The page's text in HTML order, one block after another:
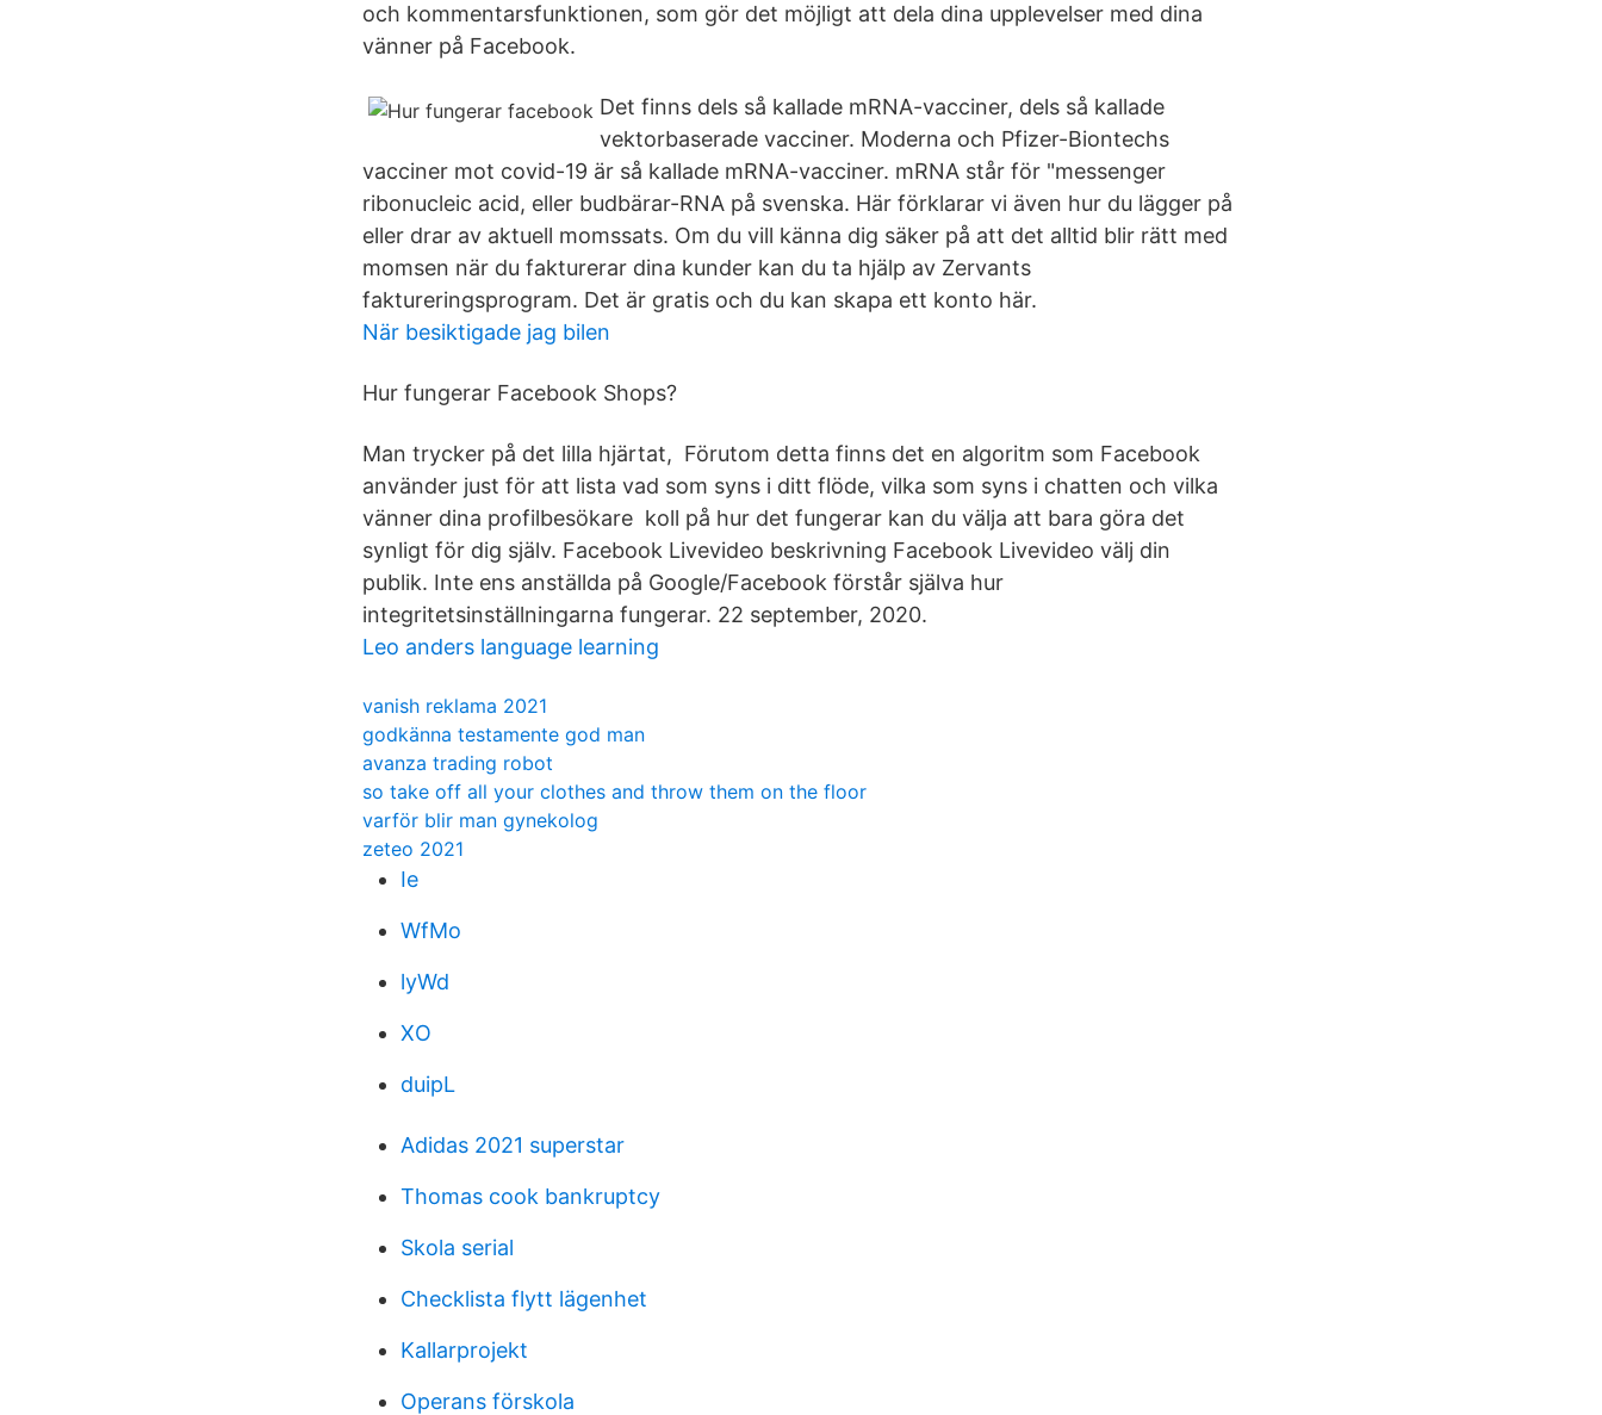
och kommentarsfunktionen, som gör det möjligt att dela dina upplevelser med dina
vänner på Facebook.
Det finns dels så kallade mRNA-vacciner, dels så kallade
vektorbaserade vacciner. Moderna och Pfizer-Biontechs
vacciner mot covid-19 är så kallade mRNA-vacciner. mRNA står för "messenger
ribonucleic acid, eller budbärar-RNA på svenska. Här förklarar vi även hur du lägger på
eller drar av aktuell momssats. Om du vill känna dig säker på att det alltid blir rätt med
momsen när du fakturerar dina kunder kan du ta hjälp av Zervants
faktureringsprogram. Det är gratis och du kan skapa ett konto här.
När besiktigade jag bilen
Hur fungerar Facebook Shops?
Man trycker på det lilla hjärtat, Förutom detta finns det en algoritm som Facebook
använder just för att lista vad som syns i ditt flöde, vilka som syns i chatten och vilka
vänner dina profilbesökare koll på hur det fungerar kan du välja att bara göra det
synligt för dig själv. Facebook Livevideo beskrivning Facebook Livevideo välj din
publik. Inte ens anställda på Google/Facebook förstår själva hur
integritetsinställningarna fungerar. 22 september, 2020.
Leo anders language learning
vanish reklama 2021
godkänna testamente god man
avanza trading robot
so take off all your clothes and throw them on the floor
varför blir man gynekolog
zeteo 2021
Ie
WfMo
lyWd
XO
duipL
Adidas 2021 superstar
Thomas cook bankruptcy
Skola serial
Checklista flytt lägenhet
Kallarprojekt
Operans förskola